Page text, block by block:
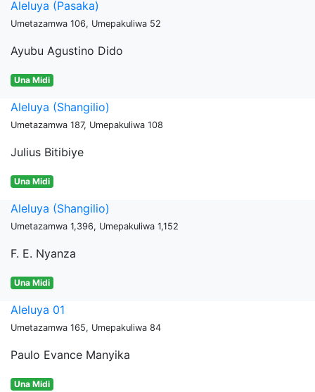
Aleluya (Pasaka)
Umetazamwa 106, Umepakuliwa 52
Ayubu Agustino Dido
Una Midi
Aleluya (Shangilio)
Umetazamwa 187, Umepakuliwa 108
Julius Bitibiye
Una Midi
Aleluya (Shangilio)
Umetazamwa 1,396, Umepakuliwa 1,152
F. E. Nyanza
Una Midi
Aleluya 01
Umetazamwa 165, Umepakuliwa 84
Paulo Evance Manyika
Una Midi